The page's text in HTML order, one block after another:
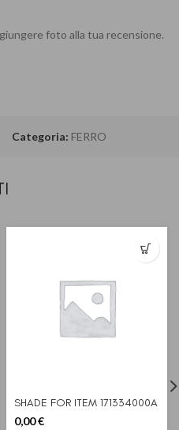
foto alla tua recensione.
Categoria: FERRO
SHADE FOR ITEM 171334000A
0,00€